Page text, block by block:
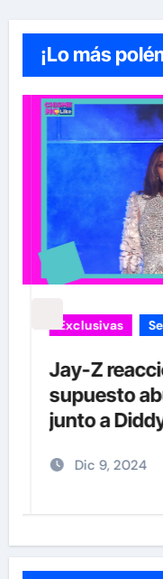
¡Lo más
Exclusivas
Jay-Z
supuesto
junto a
Dic 9, 2024